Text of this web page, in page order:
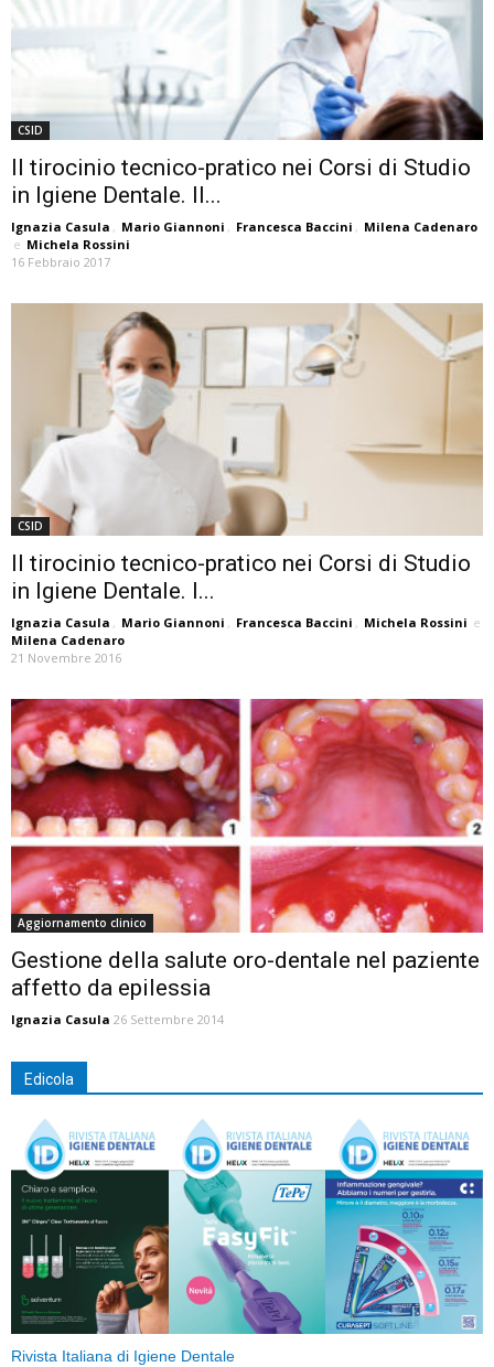
CSID
Il tirocinio tecnico-pratico nei Corsi di Studio
in Igiene Dentale. II...
Ignazia Casula , Mario Giannoni , Francesca Baccini , Milena Cadenaro
e Michela Rossini
16 Febbraio 2017
CSID
Il tirocinio tecnico-pratico nei Corsi di Studio
in Igiene Dentale. I...
Ignazia Casula , Mario Giannoni , Francesca Baccini , Michela Rossini e
Milena Cadenaro
21 Novembre 2016
Aggiornamento clinico
Gestione della salute oro-dentale nel paziente
affetto da epilessia
Ignazia Casula 26 Settembre 2014
Edicola
Rivista Italiana di Igiene Dentale